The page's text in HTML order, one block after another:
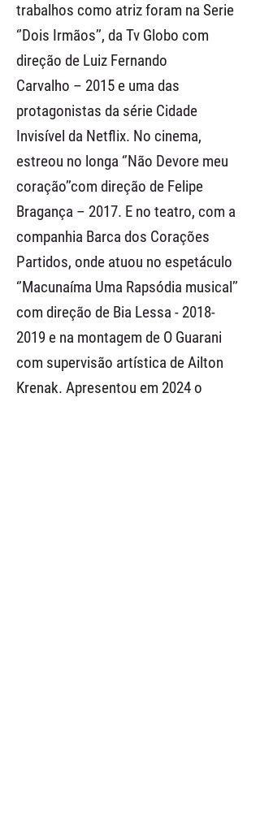
trabalhos como atriz foram na Serie
‘’Dois Irmãos’’, da Tv Globo com
direção de Luiz Fernando
Carvalho – 2015 e uma das
protagonistas da série Cidade
Invisível da Netflix. No cinema,
estreou no longa ‘’Não Devore meu
coração’’com direção de Felipe
Bragança – 2017. E no teatro, com a
companhia Barca dos Corações
Partidos, onde atuou no espetáculo
‘’Macunaíma Uma Rapsódia musical’’
com direção de Bia Lessa - 2018-
2019 e na montagem de O Guarani
com supervisão artística de Ailton
Krenak. Apresentou em 2024 o